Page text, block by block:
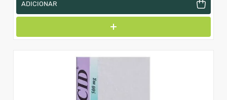
ADICIONAR